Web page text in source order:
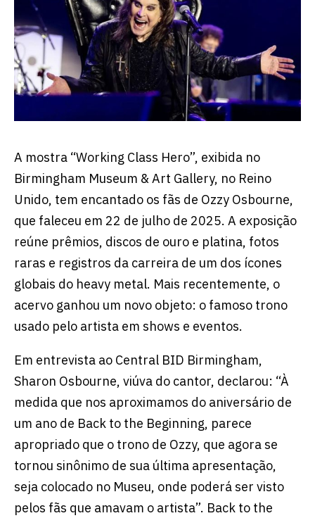
A mostra “Working Class Hero”, exibida no
Birmingham Museum & Art Gallery, no Reino
Unido, tem encantado os fãs de Ozzy Osbourne,
que faleceu em 22 de julho de 2025. A exposição
reúne prêmios, discos de ouro e platina, fotos
raras e registros da carreira de um dos ícones
globais do heavy metal. Mais recentemente, o
acervo ganhou um novo objeto: o famoso trono
usado pelo artista em shows e eventos.
Em entrevista ao Central BID Birmingham,
Sharon Osbourne, viúva do cantor, declarou: “À
medida que nos aproximamos do aniversário de
um ano de Back to the Beginning, parece
apropriado que o trono de Ozzy, que agora se
tornou sinônimo de sua última apresentação,
seja colocado no Museu, onde poderá ser visto
pelos fãs que amavam o artista”. Back to the